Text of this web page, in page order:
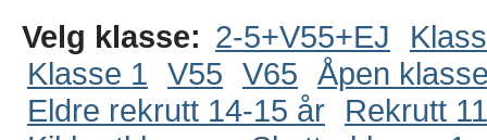
Velg klasse: 2-5+V55+EJ
Klasse 1 V55 V65 Åpen
Eldre rekrutt 14-15 år
Rekrutt